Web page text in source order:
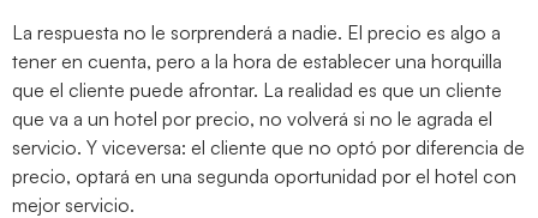
La respuesta no le sorprenderá a nadie. El precio es algo a
tener en cuenta, pero a la hora de establecer una horquilla
que el cliente puede afrontar. La realidad es que un cliente
que va a un hotel por precio, no volverá si no le agrada el
servicio. Y viceversa: el cliente que no optó por diferencia de
precio, optará en una segunda oportunidad por el hotel con
mejor servicio.